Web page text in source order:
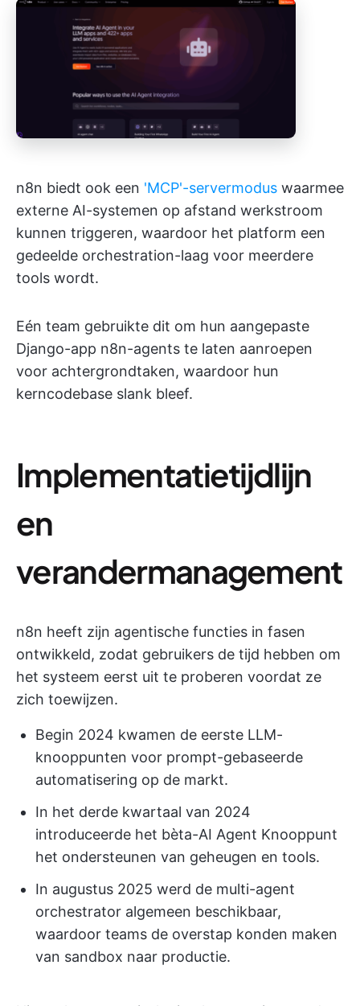
n8n biedt ook een 'MCP'-servermodus waarmee
externe AI-systemen op afstand werkstroom
kunnen triggeren, waardoor het platform een
gedeelde orchestration-laag voor meerdere
tools wordt.
Eén team gebruikte dit om hun aangepaste
Django-app n8n-agents te laten aanroepen
voor achtergrondtaken, waardoor hun
kerncodebase slank bleef.
Implementatietijdlijn
en
verandermanagement
n8n heeft zijn agentische functies in fasen
ontwikkeld, zodat gebruikers de tijd hebben om
het systeem eerst uit te proberen voordat ze
zich toewijzen.
Begin 2024 kwamen de eerste LLM-
knooppunten voor prompt-gebaseerde
automatisering op de markt.
In het derde kwartaal van 2024
introduceerde het bèta-AI Agent Knooppunt
het ondersteunen van geheugen en tools.
In augustus 2025 werd de multi-agent
orchestrator algemeen beschikbaar,
waardoor teams de overstap konden maken
van sandbox naar productie.